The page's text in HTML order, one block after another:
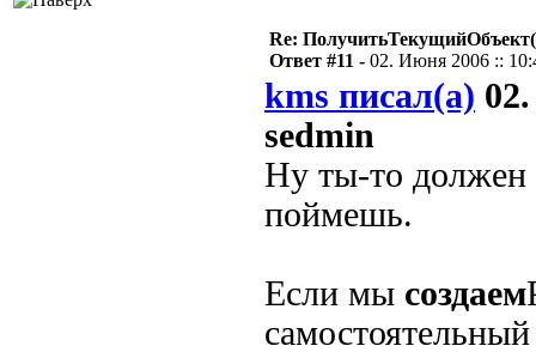
Re:
Ответ #11 - 02. Июня 2006 ::
kms писал(а)
sedmin
Ну ты-то должен
поймешь.
Если мы создаем